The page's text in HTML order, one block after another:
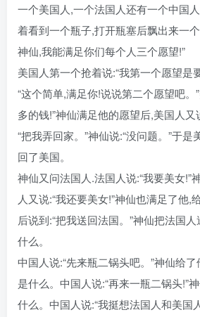
一个美国人,一个法国人还有一个中国
着看到一个瓶子,打开瓶塞后飘出来一
神仙,我能满足你们每个人三个愿望!”
美国人第一个抢着说:“我第一个愿望是
“这个简单,满足你!说说第二个愿望吧。
多的钱!”神仙满足他的愿望后,美国人
“把我弄回家。”神仙说:“没问题。”于
回了美国。
神仙又问法国人.法国人说:“我要美女!”
人又说:“我还要美女!”神仙也满足了他,
后说到:“把我送回法国。”神仙把法国
什么。
中国人说:“先来瓶二锅头吧。”神仙给
是什么。中国人说:“再来一瓶二锅头!”
什么。中国人说:“我挺想法国人和美国